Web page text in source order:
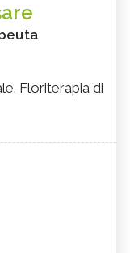
Floriterapia di